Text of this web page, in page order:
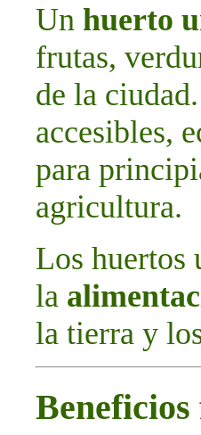
Un huerto
frutas,
de la
accesibles,
para
agricultura.
Los huertos
la
la tierra y